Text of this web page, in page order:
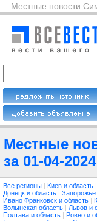
Местные новости
Местные
за 01-04-2024
Все регионы | Киев и область |
Донецк и область | Запорожье
Ивано Франковск и область |
Волынская область | Львов и
Полтава и область | Ровно и